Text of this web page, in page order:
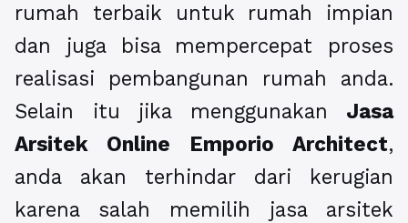
rumah terbaik untuk rumah impian
dan juga bisa mempercepat proses
realisasi pembangunan rumah anda.
Selain itu jika menggunakan Jasa
Arsitek Online Emporio Architect,
anda akan terhindar dari kerugian
karena salah memilih jasa arsitek